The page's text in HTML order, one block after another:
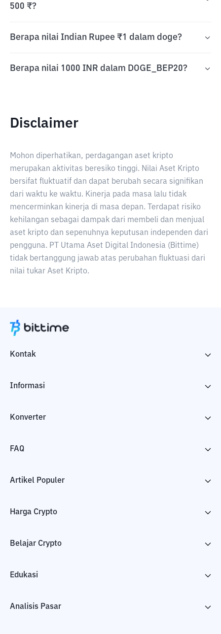
500 ₹?
Berapa nilai Indian Rupee ₹1 dalam doge?
Berapa nilai 1000 INR dalam DOGE_BEP20?
Disclaimer
Mohon diperhatikan, perdagangan aset kripto
merupakan aktivitas beresiko tinggi. Nilai Aset Kripto
bersifat fluktuatif dan dapat berubah secara signifikan
dari waktu ke waktu. Kinerja pada masa lalu tidak
mencerminkan kinerja di masa depan. Terdapat risiko
kehilangan sebagai dampak dari membeli dan menjual
aset kripto dan sepenuhnya keputusan independen dari
pengguna. PT Utama Aset Digital Indonesia (Bittime)
tidak bertanggung jawab atas perubahan fluktuasi dari
nilai tukar Aset Kripto.
Kontak
Informasi
Konverter
FAQ
Artikel Populer
Harga Crypto
Belajar Crypto
Edukasi
Analisis Pasar